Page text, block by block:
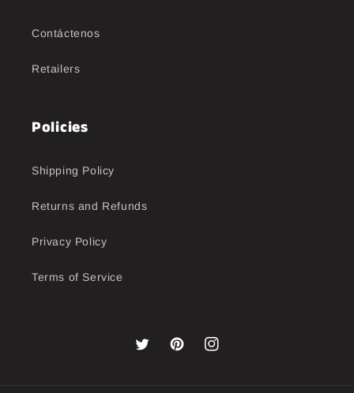
Contáctenos
Retailers
Policies
Shipping Policy
Returns and Refunds
Privacy Policy
Terms of Service
TwitterPinterestInstagram